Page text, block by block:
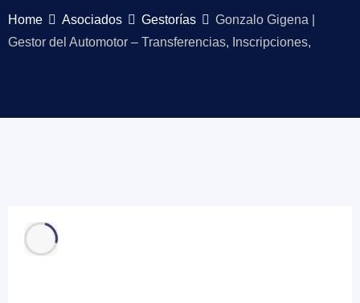
Home Asociados Gestorías
Gonzalo Gigena |
Gestor del Automotor – Transferencias, Inscripciones,